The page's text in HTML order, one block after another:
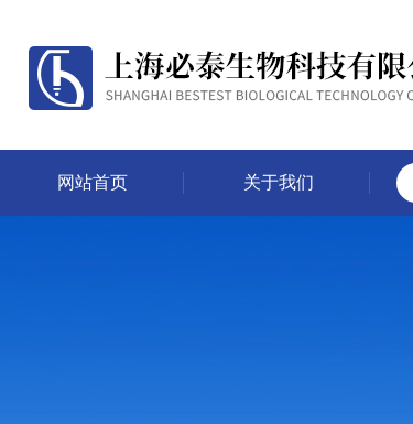
网站首页 关于我们